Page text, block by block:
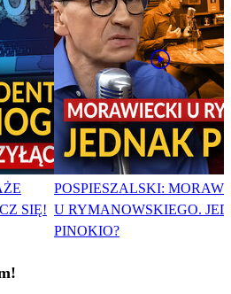
SIĘ!
POSPIESZALSKI:
U RYMANOWSKIEGO.
PINOKIO?